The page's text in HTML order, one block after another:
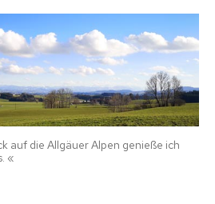
auf die Allgäuer Alpen genieße ich
«